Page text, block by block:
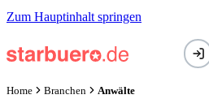
Zum Hauptinhalt springen
Home Branchen Anwälte